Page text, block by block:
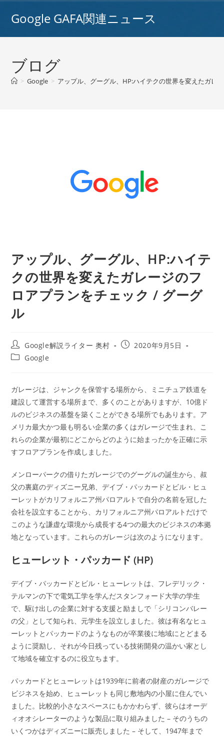
Google GAFA関連ニュース
ブログ
> Google > アップル、グーグル、HP:ハイテクの世界を変えたガレ
アップル、グーグル、HP:ハイテ
クの世界を変えたガレージのフ
ロアプランをチェック / グーグ
ル
投
稿
者:
Google解説ライター 奥村
投
2020年9月5日
投
テ
ゴ
リ
ー:
Google
ガレージは、ジャンクを保管する場所から、ミニチュア鉄道を
建設して運営する場所まで、多くのことがありますが、10億ド
ルのビジネスの基盤を築くことができる場所でもあります。ア
メリカ最大かつ最も明るい企業の多くはガレージで生まれ、こ
れらの企業が最初にどこからどのように始まったかを正確に示
すフロアプランを作成しました。
メンローパークの借りたガレージでのグーグルの誕生から、叔
父の裏庭のディズニー兄弟、デイブ・パッカードとビル・ヒュ
ーレットがカリフォルニア州パロアルトで自分の名前を冠した
会社を設立することから、カリフォルニア州パロアルトだけで
このような謙虚な環境から成長する4つの最大のビジネスの本拠
地となっています。これらのガレージは次のようになります。
ヒューレット・パッカード (HP)
デイブ・パッカードとビル・ヒューレットは、フレデリック・
テルマンの下で電気工学を学んだスタンフォード大学の学生
で、駆け出しの企業に対する支援と励ましで「シリコンバレー
の父」として知られ、元学生を設立しました。彼は有名なヒュ
ーレットとパッカードのようなものが卒業後に地域にとどまる
ように奨励し、それが今日残っている技術開発の温かい家とし
て地域を確立するのに役立ちます。
パッカードとヒューレットは1939年に前者の財産のガレージで
ビジネスを始め、ヒューレットも同じ敷地内の小屋に住んでい
ました。比較的小さなスペースにもかかわらず、彼らはオーデ
ィオオシレーターのような製品に取り組みました – そのうちの
いくつかはディズニーに販売しました – そして、1947年まで